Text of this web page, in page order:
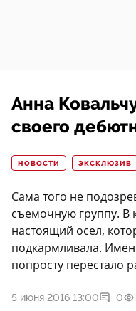
Анна
своего
НОВОСТИ ЭКСКЛЮЗИВ
Сама того не
съемочную группу. В
настоящий осел,
подкармливала.
попросту перестало
5 июня 2016 13:00 0